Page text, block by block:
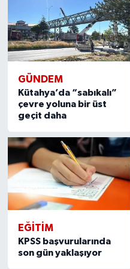
GÜNDEM
Kütahya’da “sabıkalı”
çevre yoluna bir üst
geçit daha
EĞITIM
KPSS başvurularında
son gün yaklaşıyor